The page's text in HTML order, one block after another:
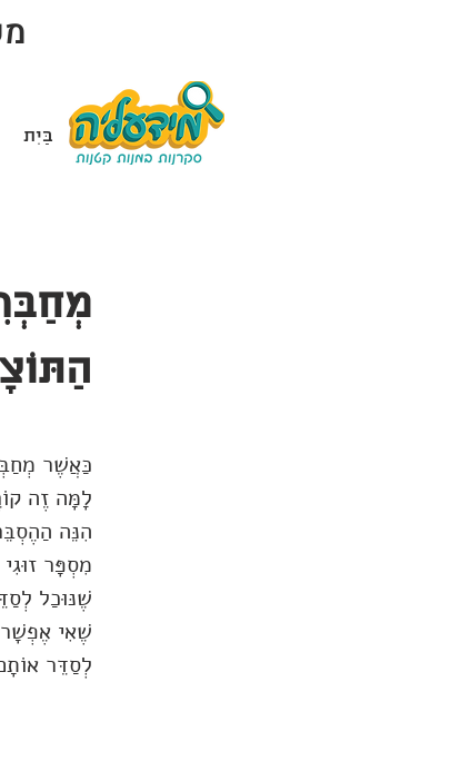
בַּיִת
כַּאֲשֶׁר
לָמָּה זֶה
הִנֵּה
מִסְפָּר
שֶׁנּוּכַל
שֶׁאִי אֶפְשָׁר
לְסַדֵּר